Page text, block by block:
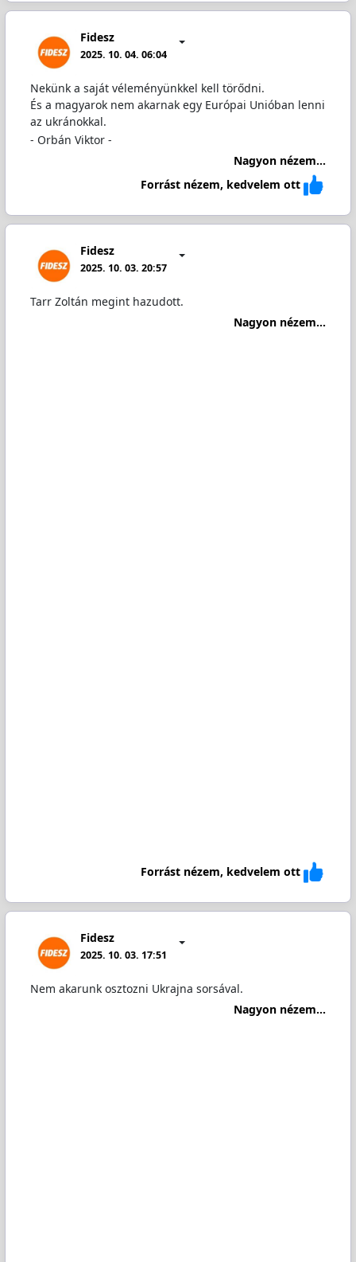
Fidesz
2025. 10. 04. 06:04
Nekünk a saját véleményünkkel kell törődni.
És a magyarok nem akarnak egy Európai Unióban lenni
az ukránokkal.
- Orbán Viktor -
Nagyon nézem...
Forrást nézem, kedvelem ott
Fidesz
2025. 10. 03. 20:57
Tarr Zoltán megint hazudott.
Nagyon nézem...
Forrást nézem, kedvelem ott
Fidesz
2025. 10. 03. 17:51
Nem akarunk osztozni Ukrajna sorsával.
Nagyon nézem...